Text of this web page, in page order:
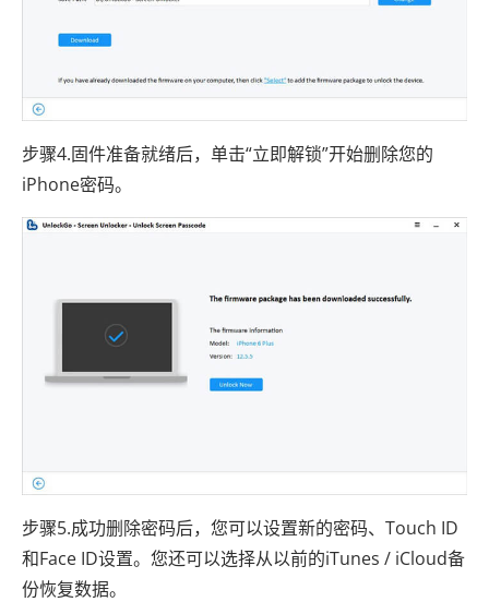
步骤4.固件准备就绪后，单击“立即解锁”开始删除您的
iPhone密码。
步骤5.成功删除密码后，您可以设置新的密码、Touch ID
和Face ID设置。您还可以选择从以前的iTunes / iCloud备
份恢复数据。